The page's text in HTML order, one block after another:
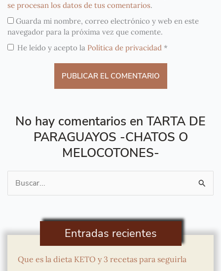
se procesan los datos de tus comentarios.
Guarda mi nombre, correo electrónico y web en este
navegador para la próxima vez que comente.
He leído y acepto la Política de privacidad *
No hay comentarios en TARTA DE
PARAGUAYOS -CHATOS O
MELOCOTONES-
Buscar
por:
Entradas recientes
Que es la dieta KETO y 3 recetas para seguirla